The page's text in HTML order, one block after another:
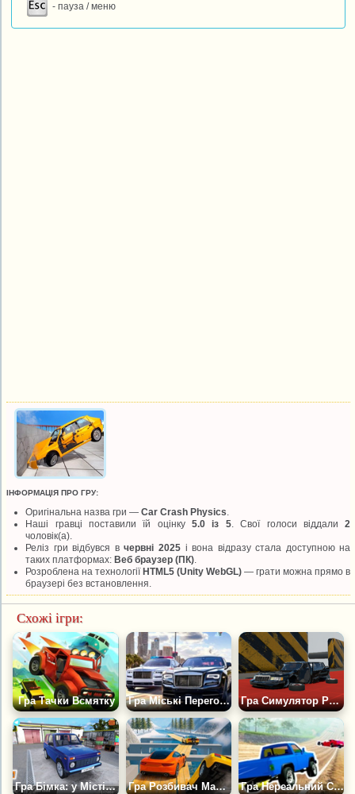
- пауза / меню
ІНФОРМАЦІЯ ПРО ГРУ:
Оригінальна назва гри —Car Crash Physics
Наші гравці поставили їй оцінку5.0 із 5. Свої голоси віддали2
чоловік(а).
Реліз гри відбувся вчервні 2025і вона відразу стала доступною на
таких платформах:Веб браузер (ПК)
Розроблена на технологіїHTML5 (Unity WebGL) — грати можна прямо в
браузері без встановлення.
Схожі ігри:
Гра Тачки Всмятку Гра Міські Перегони з Руйнуванням Машин Гра Симулятор Руйнування Автомобіля 2
Гра Бімка: у Місті Онлайн Руйнування Гра Розбивач Машин: Симулятор Руйнувань Гра Нереальний Спуск з Перешкодами